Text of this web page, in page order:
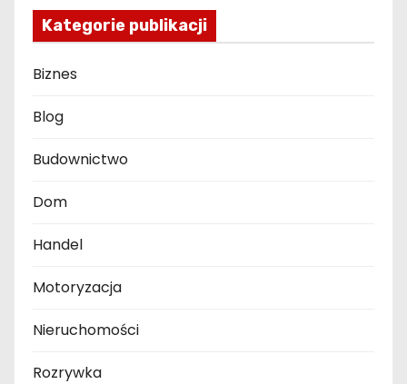
Kategorie publikacji
Biznes
Blog
Budownictwo
Dom
Handel
Motoryzacja
Nieruchomości
Rozrywka